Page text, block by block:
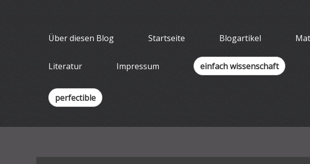
Über diesen Blog Startseite Blogartikel
Literatur Impressum einfach wissenschaft
perfectible